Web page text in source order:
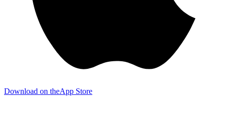
Download on theApp Store